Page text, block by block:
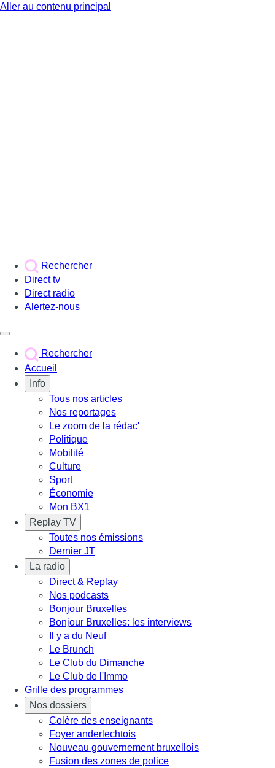
Aller au contenu principal
Rechercher
Direct tv
Direct radio
Alertez-nous
Rechercher
Accueil
Info
Tous nos articles
Nos reportages
Le zoom de la rédac'
Politique
Mobilité
Culture
Sport
Économie
Mon BX1
Replay TV
Toutes nos émissions
Dernier JT
La radio
Direct & Replay
Nos podcasts
Bonjour Bruxelles
Bonjour Bruxelles: les interviews
Il y a du Neuf
Le Brunch
Le Club du Dimanche
Le Club de l'Immo
Grille des programmes
Nos dossiers
Colère des enseignants
Foyer anderlechtois
Nouveau gouvernement bruxellois
Fusion des zones de police